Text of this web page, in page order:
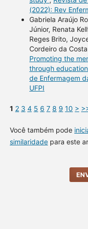
(2022): Rev
Gabriela Araújo
Júnior, Renata
Reges Brito,
Cordeiro da
Promoting the
through
de Enfermagem
UFPI
1 2 3 4 5 6 7 8 9 10 >
Você também pode
similaridadepara este